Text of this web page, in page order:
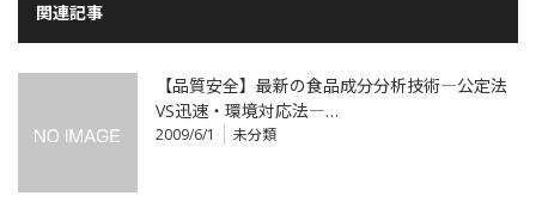
関連記事
【品質安全】最新の食品成分分析技術―公定法
VS迅速・環境対応法―…
2009/6/1 未分類